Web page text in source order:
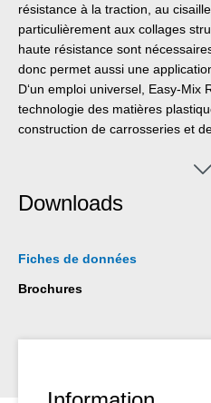
résistance à la traction, au
particulièrement aux collages
haute résistance sont
donc permet aussi une
D‘un emploi universel, Easy-Mix
technologie des matières
construction de carrosseries et
de stands de foires et
est nécessaire.
Downloads
Fiches de données
Brochures